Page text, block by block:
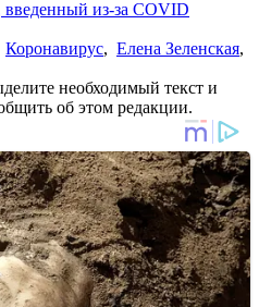
из-за COVID
Коронавирус, Елена Зеленская,
необходимый текст и
об этом редакции.